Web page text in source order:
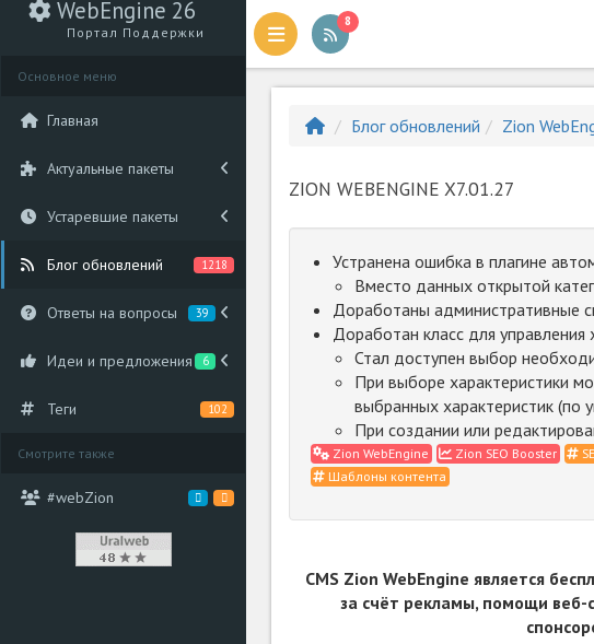
WebEngine 26
Портал Поддержки
Основное меню
Главная
Актуальные пакеты
Устаревшие пакеты
Блог обновлений 1218
Ответы на вопросы 39
Идеи и предложения 6
Теги 102
Смотрите также
#webZion
8
Блог обновлений Zion
ZION WEBENGINE X7.01.27
Устранена ошибка в плагине
Вместо данных открытой
Доработаны административные
Доработан класс для управления
Стал доступен выбор
При выборе характеристики
выбранных характеристик (по
При создании или
Zion WebEngine Zion SEO Booster
Шаблоны контента
CMS Zion WebEngine является
за счёт рекламы, помощи веб-